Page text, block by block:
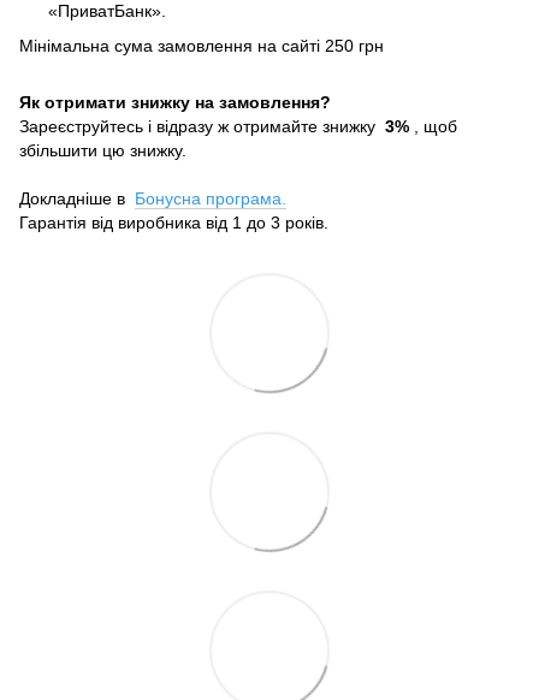
«ПриватБанк».
Мінімальна сума замовлення на сайті 250 грн
Як отримати знижку на замовлення?
Зареєструйтесь і відразу ж отримайте знижку 3% , щоб
збільшити цю знижку.
Докладніше в Бонусна програма.
Гарантія від виробника від 1 до 3 років.